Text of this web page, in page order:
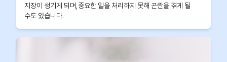
지장이 생기게 되며,중요한 일을 처리하지 못해 곤란을 겪게 될
수도 있습니다.